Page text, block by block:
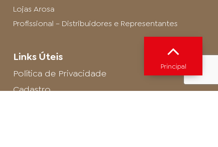
Lojas Arosa
Profissional – Distribuidores e Representantes
Links Úteis
Política de Privacidade
Cadastro
Principal